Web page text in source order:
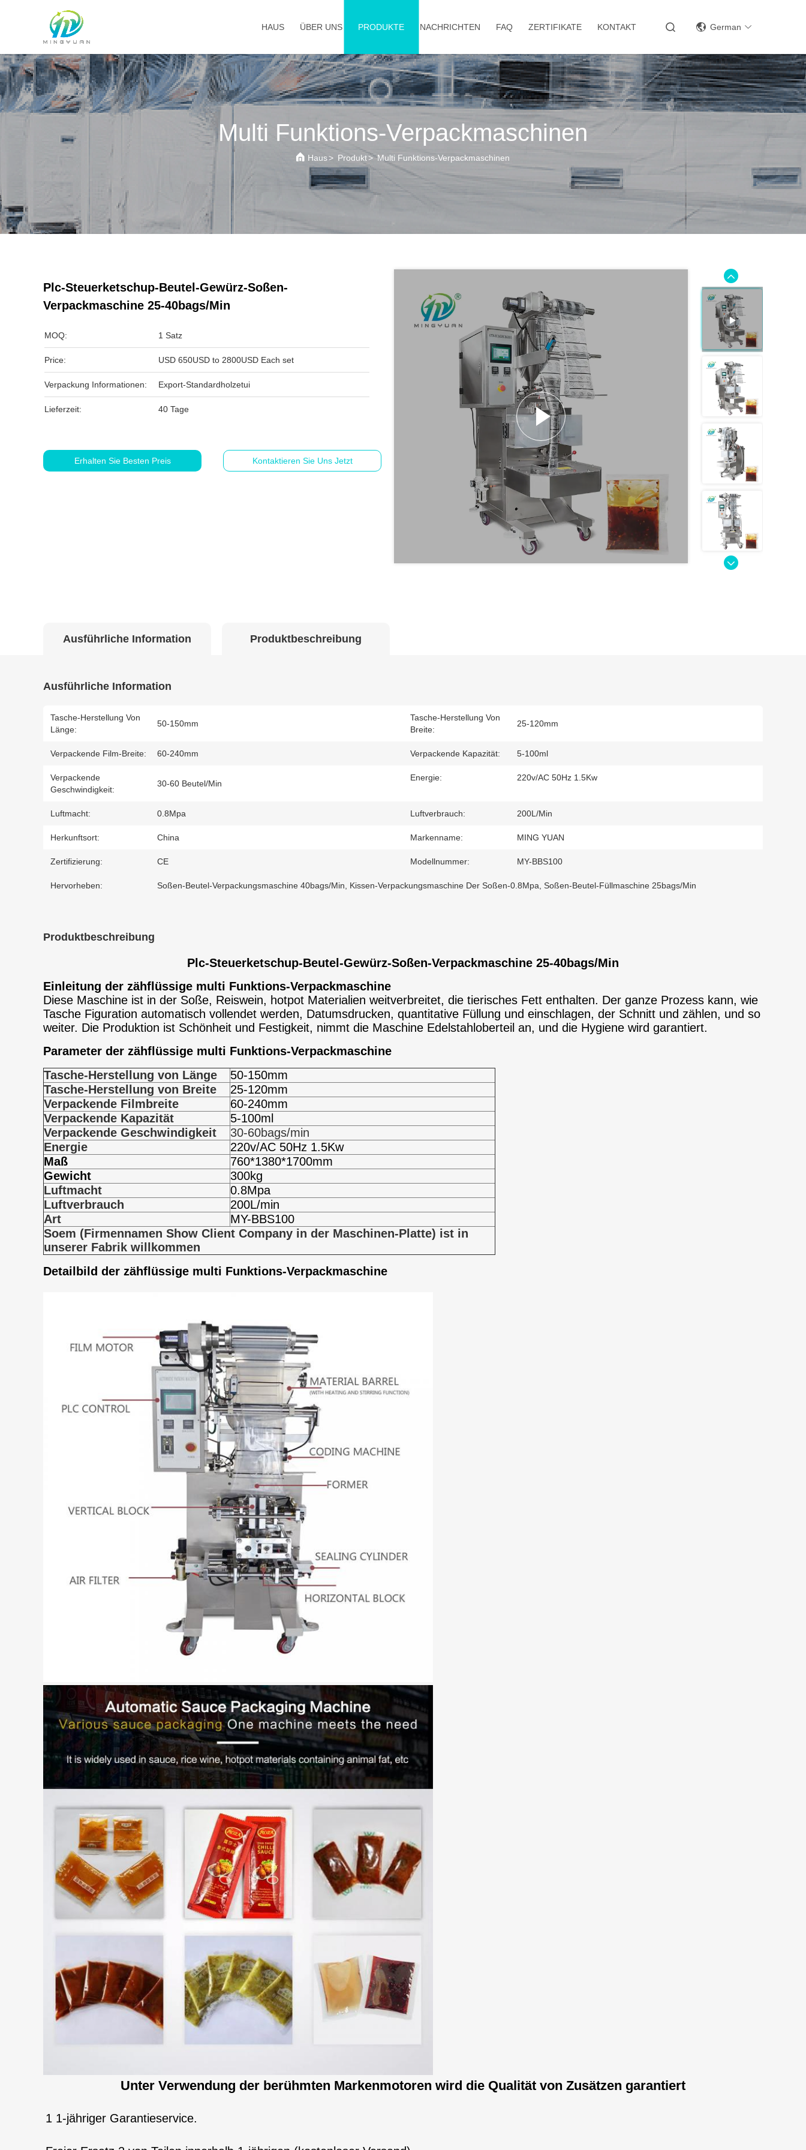
HAUS ÜBER UNS PRODUKTE NACHRICHTEN FAQ ZERTIFIKATE KONTAKT German
Multi Funktions-Verpackmaschinen
Haus> Produkt> Multi Funktions-Verpackmaschinen
Plc-Steuerketschup-Beutel-Gewürz-Soßen-
Verpackmaschine 25-40bags/Min
MOQ: 1 Satz
Price: USD 650USD to 2800USD Each set
Verpackung Informationen: Export-Standardholzetui
Lieferzeit: 40 Tage
Erhalten Sie Besten Preis Kontaktieren Sie Uns Jetzt
Ausführliche Information Produktbeschreibung
Ausführliche Information
Tasche-Herstellung Von
Länge:
50-150mm
Tasche-Herstellung Von
Breite:
25-120mm
Verpackende Film-Breite: 60-240mm Verpackende Kapazität: 5-100ml
Verpackende
Geschwindigkeit:
30-60 Beutel/Min
Energie: 220v/AC 50Hz 1.5Kw
Luftmacht: 0.8Mpa Luftverbrauch: 200L/min
Herkunftsort: China Markenname: MING YUAN
Zertifizierung: CE Modellnummer: MY-BBS100
Hervorheben: Soßen-Beutel-Verpackungsmaschine 40bags/Min Kissen-Verpackungsmaschine Der Soßen-0.8Mpa Soßen-Beutel-Füllmaschine 25bags/min
Produktbeschreibung
Plc-Steuerketschup-Beutel-Gewürz-Soßen-Verpackmaschine 25-40bags/Min
Einleitung der zähflüssige multi Funktions-Verpackmaschine
Diese Maschine ist in der Soße, Reiswein, hotpot Materialien weitverbreitet, die tierisches Fett enthalten. Der ganze Prozess kann, wie
Tasche Figuration automatisch vollendet werden, Datumsdrucken, quantitative Füllung und einschlagen, der Schnitt und zählen, und so
weiter. Die Produktion ist Schönheit und Festigkeit, nimmt die Maschine Edelstahloberteil an, und die Hygiene wird garantiert.
Parameter der zähflüssige multi Funktions-Verpackmaschine
Tasche-Herstellung von Länge
50-150mm
Tasche-Herstellung von Breite
25-120mm
Verpackende Filmbreite
60-240mm
Verpackende Kapazität
5-100ml
Verpackende Geschwindigkeit
30-60bags/min
Energie
220v/AC 50Hz 1.5Kw
Maß
760*1380*1700mm
Gewicht
300kg
Luftmacht
0.8Mpa
Luftverbrauch
200L/min
Art
MY-BBS100
Soem (Firmennamen Show Client Company in der Maschinen-Platte) ist in
unserer Fabrik willkommen
Detailbild der zähflüssige multi Funktions-Verpackmaschine
Unter Verwendung der berühmten Markenmotoren wird die Qualität von Zusätzen garantiert
1 1-jähriger Garantieservice.